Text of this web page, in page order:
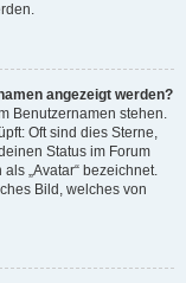
angezeigt werden?
Benutzernamen stehen.
Oft sind dies Sterne,
Status im Forum
„Avatar“ bezeichnet.
Bild, welches von